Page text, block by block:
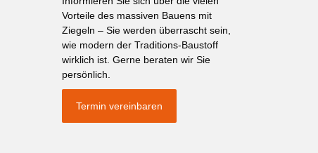
Vorteile des massiven Bauens mit
Ziegeln – Sie werden überrascht sein,
wie modern der Traditions-Baustoff
wirklich ist. Gerne beraten wir Sie
persönlich.
Termin vereinbaren